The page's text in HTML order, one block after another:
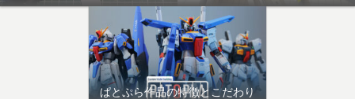
ぱとぷら作品の特徴とこだわり